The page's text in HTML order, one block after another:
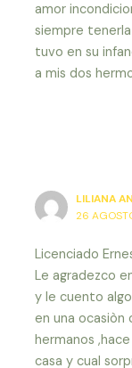
amor
siempre
tuvo en su
a mis dos
LILIANA
26
Licenciado
Le agradezco
y le cuento
en una ocasiòn
hermanos
casa y cual